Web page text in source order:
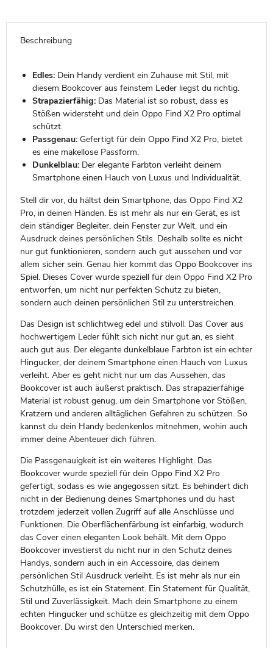
Beschreibung
Edles:Dein Handy verdient ein Zuhause mit Stil, mit
diesem Bookcover aus feinstem Leder liegst du richtig.
Strapazierfähig:Das Material ist so robust, dass es
Stößen widersteht und dein Oppo Find X2 Pro optimal
schützt.
Passgenau:Gefertigt für dein Oppo Find X2 Pro, bietet
es eine makellose Passform.
Dunkelblau:Der elegante Farbton verleiht deinem
Smartphone einen Hauch von Luxus und Individualität.
Stell dir vor, du hältst dein Smartphone, das Oppo Find X2
Pro, in deinen Händen. Es ist mehr als nur ein Gerät, es ist
dein ständiger Begleiter, dein Fenster zur Welt, und ein
Ausdruck deines persönlichen Stils. Deshalb sollte es nicht
nur gut funktionieren, sondern auch gut aussehen und vor
allem sicher sein. Genau hier kommt das Oppo Bookcover ins
Spiel. Dieses Cover wurde speziell für dein Oppo Find X2 Pro
entworfen, um nicht nur perfekten Schutz zu bieten,
sondern auch deinen persönlichen Stil zu unterstreichen.
Das Design ist schlichtweg edel und stilvoll. Das Cover aus
hochwertigem Leder fühlt sich nicht nur gut an, es sieht
auch gut aus. Der elegante dunkelblaue Farbton ist ein echter
Hingucker, der deinem Smartphone einen Hauch von Luxus
verleiht. Aber es geht nicht nur um das Aussehen, das
Bookcover ist auch äußerst praktisch. Das strapazierfähige
Material ist robust genug, um dein Smartphone vor Stößen,
Kratzern und anderen alltäglichen Gefahren zu schützen. So
kannst du dein Handy bedenkenlos mitnehmen, wohin auch
immer deine Abenteuer dich führen.
Die Passgenauigkeit ist ein weiteres Highlight. Das
Bookcover wurde speziell für dein Oppo Find X2 Pro
gefertigt, sodass es wie angegossen sitzt. Es behindert dich
nicht in der Bedienung deines Smartphones und du hast
trotzdem jederzeit vollen Zugriff auf alle Anschlüsse und
Funktionen. Die Oberflächenfärbung ist einfarbig, wodurch
das Cover einen eleganten Look behält. Mit dem Oppo
Bookcover investierst du nicht nur in den Schutz deines
Handys, sondern auch in ein Accessoire, das deinem
persönlichen Stil Ausdruck verleiht. Es ist mehr als nur ein
Schutzhülle, es ist ein Statement. Ein Statement für Qualität,
Stil und Zuverlässigkeit. Mach dein Smartphone zu einem
echten Hingucker und schütze es gleichzeitig mit dem Oppo
Bookcover. Du wirst den Unterschied merken.